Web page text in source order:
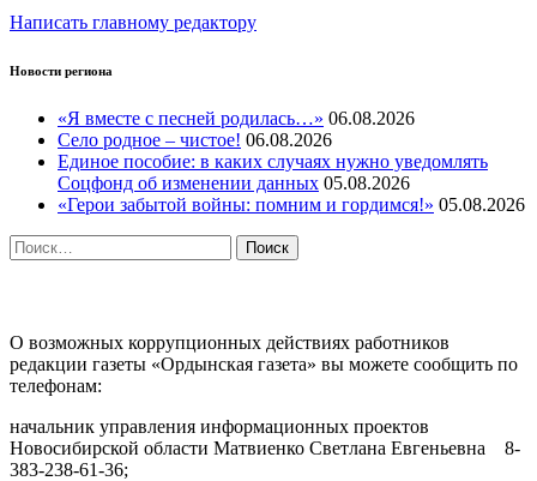
Написать главному редактору
Новости региона
«Я вместе с песней родилась…» 06.08.2026
Село родное – чистое! 06.08.2026
Единое пособие: в каких случаях нужно уведомлять
Соцфонд об изменении данных 05.08.2026
«Герои забытой войны: помним и гордимся!» 05.08.2026
Найти:
О возможных коррупционных действиях работников
редакции газеты «Ордынская газета» вы можете сообщить по
телефонам:
начальник управления информационных проектов
Новосибирской области Матвиенко Светлана Евгеньевна 8-
383-238-61-36;